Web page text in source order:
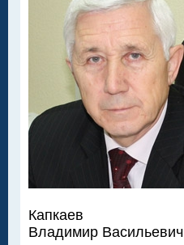
Капкаев
Владимир Васильевич